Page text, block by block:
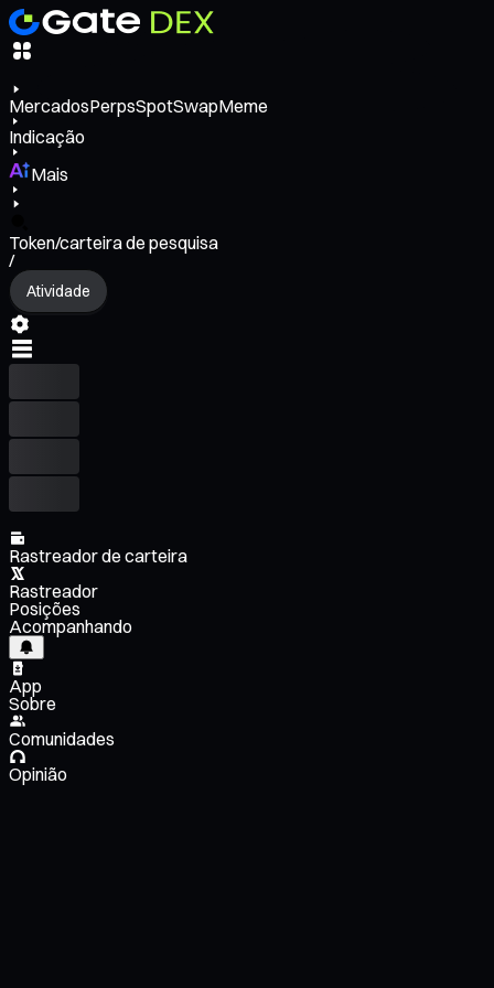
MercadosPerpsSpotSwapMeme
Indicação
Mais
Token/carteira de pesquisa
/
Atividade
Rastreador de carteira
Rastreador
Posições
Acompanhando
App
Sobre
Comunidades
Opinião